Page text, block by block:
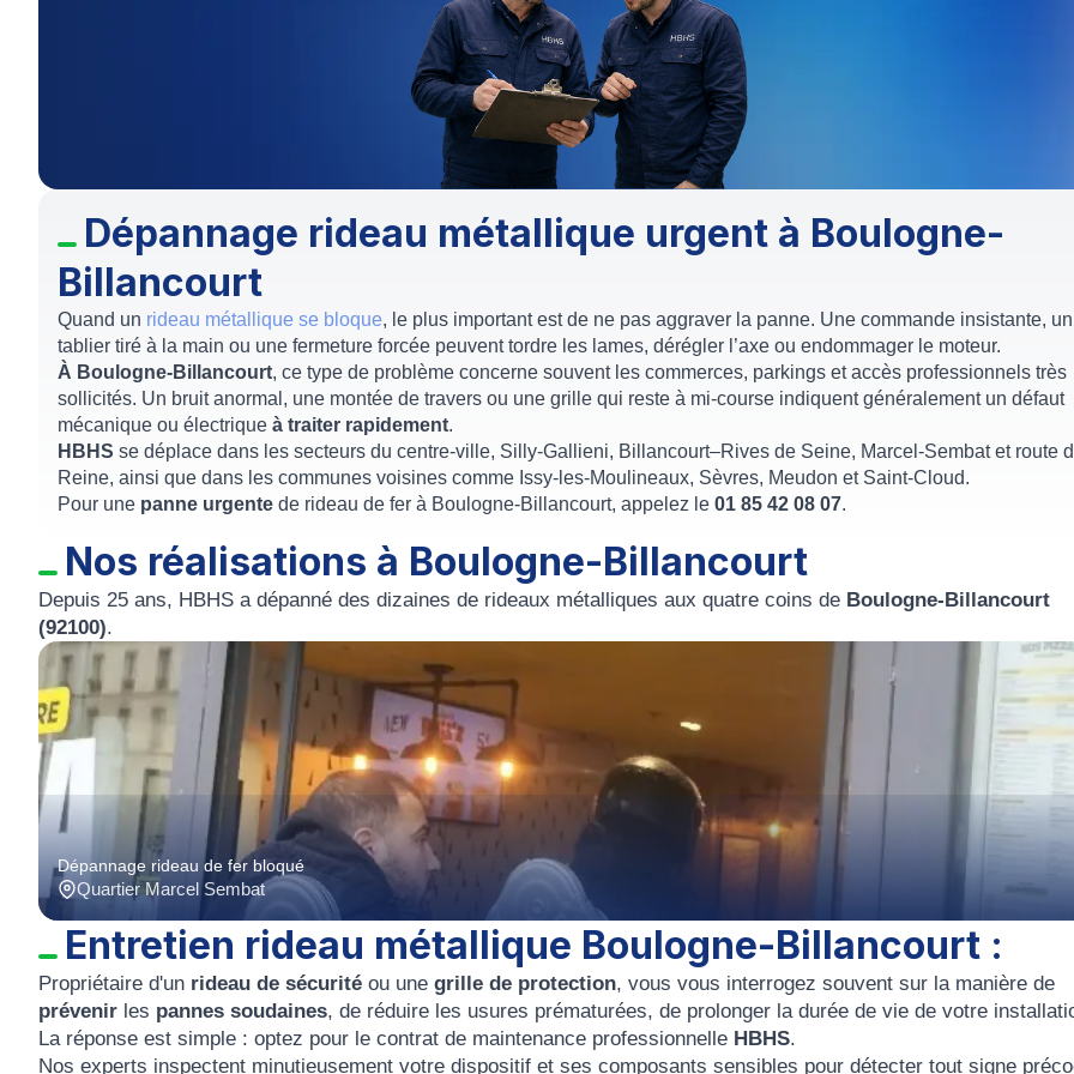
Dépannage rideau métallique urgent à Boulogne-
Billancourt
Quand un rideau métallique se bloque, le plus important est de ne pas aggraver la panne. Une commande insistante, un
tablier tiré à la main ou une fermeture forcée peuvent tordre les lames, dérégler l’axe ou endommager le moteur.
À Boulogne-Billancourt, ce type de problème concerne souvent les commerces, parkings et accès professionnels très
sollicités. Un bruit anormal, une montée de travers ou une grille qui reste à mi-course indiquent généralement un défaut
mécanique ou électrique à traiter rapidement.
HBHS se déplace dans les secteurs du centre-ville, Silly-Gallieni, Billancourt–Rives de Seine, Marcel-Sembat et route
Reine, ainsi que dans les communes voisines comme Issy-les-Moulineaux, Sèvres, Meudon et Saint-Cloud.
Pour une panne urgente de rideau de fer à Boulogne-Billancourt, appelez le 01 85 42 08 07.
Nos réalisations à Boulogne-Billancourt
Depuis 25 ans, HBHS a dépanné des dizaines de rideaux métalliques aux quatre coins de Boulogne-Billancourt
(92100).
Dépannage rideau de fer bloqué
Quartier Marcel Sembat
Entretien rideau métallique Boulogne-Billancourt :
Propriétaire d'un rideau de sécurité ou une grille de protection, vous vous interrogez souvent sur la manière de
prévenir les pannes soudaines, de réduire les usures prématurées, de prolonger la durée de vie de votre
La réponse est simple : optez pour le contrat de maintenance professionnelle HBHS.
Nos experts inspectent minutieusement votre dispositif et ses composants sensibles pour détecter tout signe